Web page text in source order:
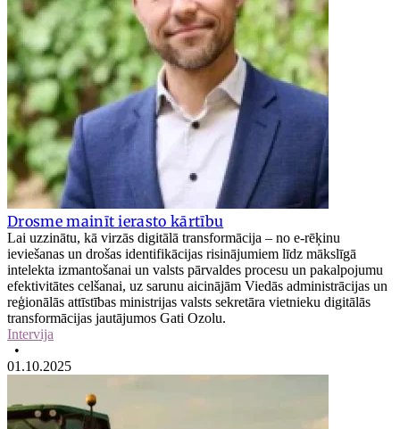
Drosme mainīt ierasto kārtību
Lai uzzinātu, kā virzās digitālā transformācija – no e-rēķinu
ieviešanas un drošas identifikācijas risinājumiem līdz mākslīgā
intelekta izmantošanai un valsts pārvaldes procesu un pakalpojumu
efektivitātes celšanai, uz sarunu aicinājām Viedās administrācijas un
reģionālās attīstības ministrijas valsts sekretāra vietnieku digitālās
transformācijas jautājumos Gati Ozolu.
Intervija
•
01.10.2025